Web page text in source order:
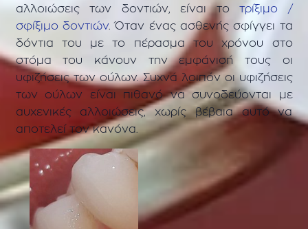
αλλοιώσεις των δοντιών, είναι το τρίξιμο /
σφίξιμο δοντιών. Όταν ένας ασθενής σφίγγει τα
δόντια του με το πέρασμα του χρόνου στο
στόμα του κάνουν την εμφάνισή τους οι
υφιζήσεις των ούλων. Συχνά λοιπόν οι υφιζήσεις
των ούλων είναι πιθανό να συνοδεύονται με
αυχενικές αλλοιώσεις, χωρίς βέβαια αυτό να
αποτελεί τον κανόνα.